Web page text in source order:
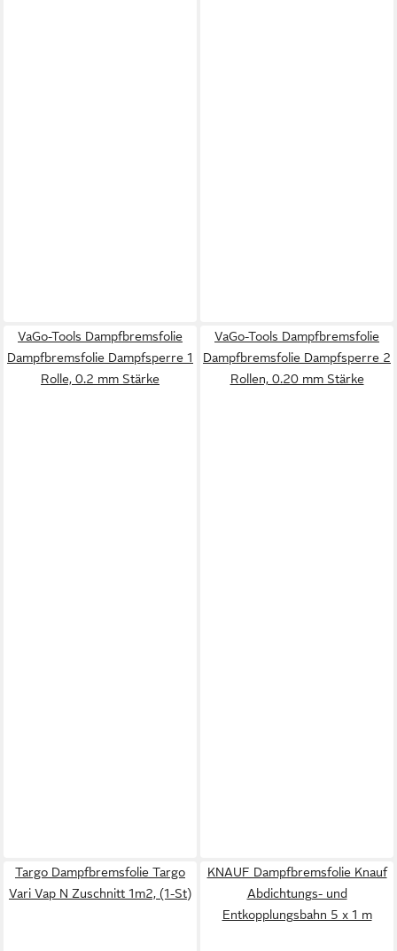
VaGo-Tools Dampfbremsfolie
Dampfbremsfolie Dampfsperre 1
Rolle, 0.2 mm Stärke
VaGo-Tools Dampfbremsfolie
Dampfbremsfolie Dampfsperre 2
Rollen, 0.20 mm Stärke
Targo Dampfbremsfolie Targo
Vari Vap N Zuschnitt 1m2, (1-St)
KNAUF Dampfbremsfolie Knauf
Abdichtungs- und
Entkopplungsbahn 5 x 1 m